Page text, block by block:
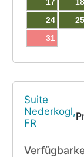
17
18
24
25
31
Suite
Nederkogl,
FR